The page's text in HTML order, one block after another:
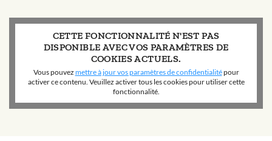
CETTE FONCTIONNALITÉ N'EST PAS
DISPONIBLE AVEC VOS PARAMÈTRES DE
COOKIES ACTUELS.
Vous pouvez mettre à jour vos paramètres de confidentialitépour
activer ce contenu. Veuillez activer tous les cookies pour utiliser cette
fonctionnalité.